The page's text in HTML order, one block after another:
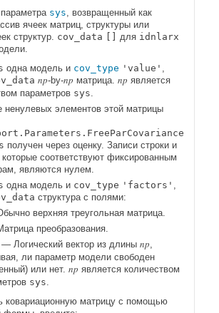
sys, возвращенный как
ячеек матриц, структуры или
структур. cov_data для idnlarx
одна модель и cov_type 'value' ,
np-by-np матрица. np является
параметров sys.
ненулевых элементов этой матрицы
получен через оценку. Записи строки и
соответствуют фиксированным
являются нулем.
одна модель и cov_type 'factors' ,
структура с полями:
верхняя треугольная матрица.
преобразования.
— Логический вектор из длины np,
ли параметр модели свободен
или нет. np является количеством
sys.
ковариационную матрицу с помощью